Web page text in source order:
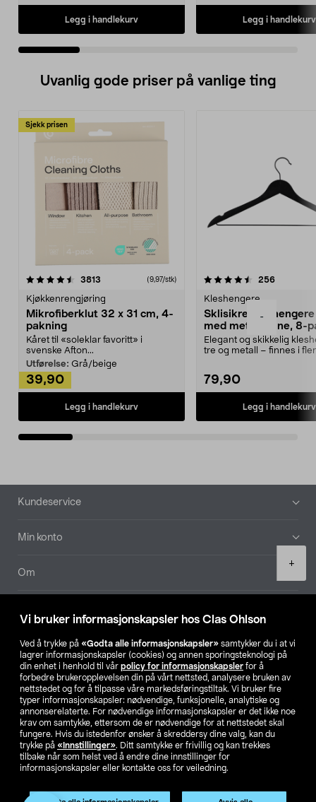
Vi bruker informasjonskapsler hos Clas Ohlson
Ved å trykke på «Godta alle informasjonskapsler» samtykker du i at vi
lagrer informasjonskapsler (cookies) og annen sporingsteknologi på
din enhet i henhold til vår policy for informasjonskapsler for å
forbedre brukeropplevelsen din på vårt nettsted, analysere bruken av
nettstedet og for å tilpasse våre markedsføringstiltak. Vi bruker fire
typer informasjonskapsler: nødvendige, funksjonelle, analytiske og
annonserelaterte. For nødvendige informasjonskapsler er det ikke noe
krav om samtykke, ettersom de er nødvendige for at nettstedet skal
fungere. Hvis du istedenfor ønsker å skreddersy dine valg, kan du
trykke på «Innstillinger». Ditt samtykke er frivillig og kan trekkes
tilbake når som helst ved å endre dine innstillinger for
informasjonskapsler eller kontakte oss for veiledning.
-
+
Legg i handlekurv Legg i handlekurv
Uvanlig gode priser på vanlige ting
Sjekk prisen
3813 anmeldelser(9,97/stk)
Kjøkkenrengjøring
Mikrofiberklut 32 x 31 cm, 4-
pakning
Kåret til «soleklar favoritt» i
svenske Afton...
Utførelse: Grå/beige
39,90
Legg i handlekurv
4.5av 5 stjerner 256
Kleshengere
Sklisikre
med metallpinne, 8-
Elegant og skikkelig
tre og metall – finnes i
79,90
Legg i handlekurv
4.5av 5 stjerner
Bunntekst
Kundeservice
Min konto
Om
Våre selskaper
Finn din butikk
SE NO FI